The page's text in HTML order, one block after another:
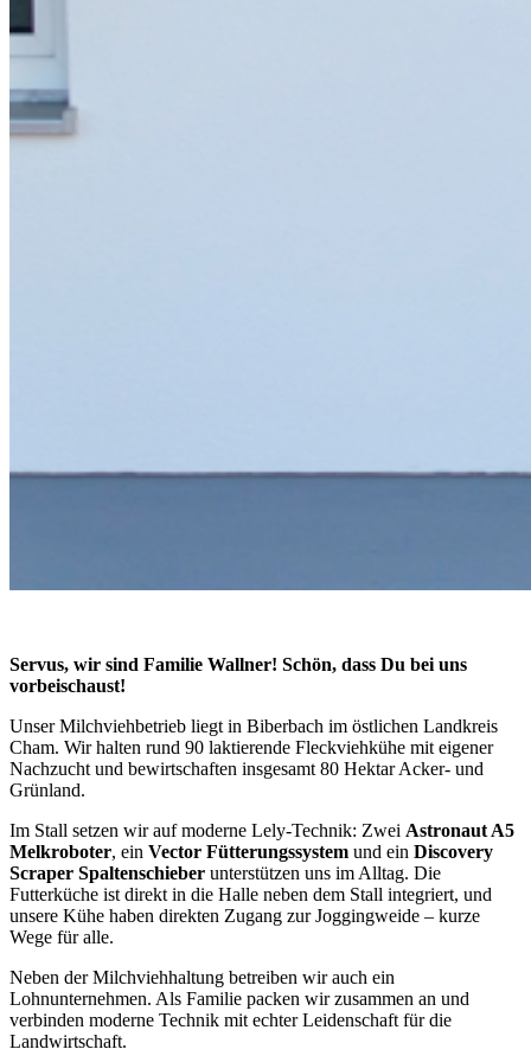
Servus, wir sind Familie Wallner! Schön, dass Du bei uns
vorbeischaust!
Unser Milchviehbetrieb liegt in Biberbach im östlichen Landkreis
Cham. Wir halten rund 90 laktierende Fleckviehkühe mit eigener
Nachzucht und bewirtschaften insgesamt 80 Hektar Acker- und
Grünland.
Im Stall setzen wir auf moderne Lely-Technik: Zwei Astronaut A5
Melkroboter, ein Vector Fütterungssystem und ein Discovery
Scraper Spaltenschieber unterstützen uns im Alltag. Die
Futterküche ist direkt in die Halle neben dem Stall integriert, und
unsere Kühe haben direkten Zugang zur Joggingweide – kurze
Wege für alle.
Neben der Milchviehhaltung betreiben wir auch ein
Lohnunternehmen. Als Familie packen wir zusammen an und
verbinden moderne Technik mit echter Leidenschaft für die
Landwirtschaft.